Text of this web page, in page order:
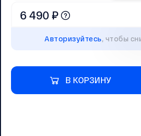
6 490 ₽
Авторизуйтесь, чтобы
В КОРЗИНУ